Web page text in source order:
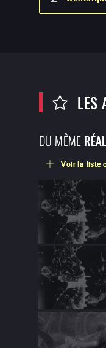
LES
DU MÊME
Voir la liste